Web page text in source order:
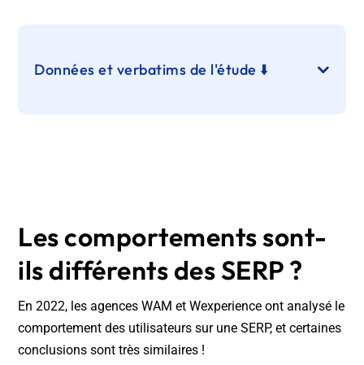
Données et verbatims de l'étude ⬇️
Les comportements sont-
ils différents des SERP ?
En 2022, les agences WAM et Wexperience ont analysé le
comportement des utilisateurs sur une SERP, et certaines
conclusions sont très similaires !